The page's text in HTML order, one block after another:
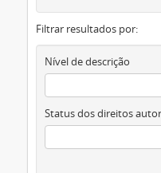
Filtrar resultados por:
Nível de descrição
Status dos direitos